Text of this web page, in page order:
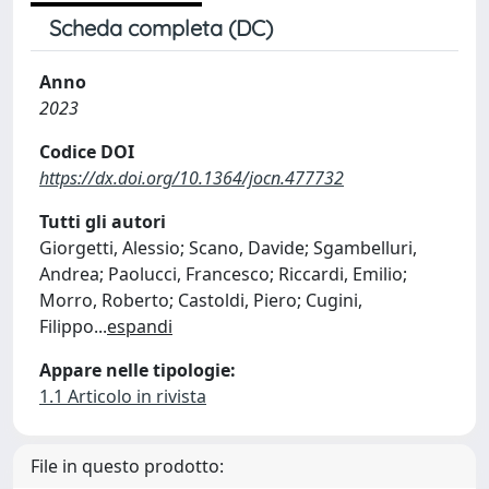
Scheda completa (DC)
Anno
2023
Codice DOI
https://dx.doi.org/10.1364/jocn.477732
Tutti gli autori
Giorgetti, Alessio; Scano, Davide; Sgambelluri,
Andrea; Paolucci, Francesco; Riccardi, Emilio;
Morro, Roberto; Castoldi, Piero; Cugini,
Filippo...espandi
Appare nelle tipologie:
1.1 Articolo in rivista
File in questo prodotto: